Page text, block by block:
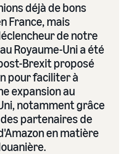
déjà de bons
France, mais
de notre
Royaume-Uni a été
Brexit proposé
pour faciliter à
expansion au
notamment grâce
partenaires de
en matière